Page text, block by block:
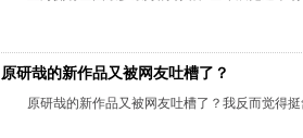
原研哉的新作品又被网友吐槽了？
原研哉的新作品又被网友吐槽了？我反而觉得挺